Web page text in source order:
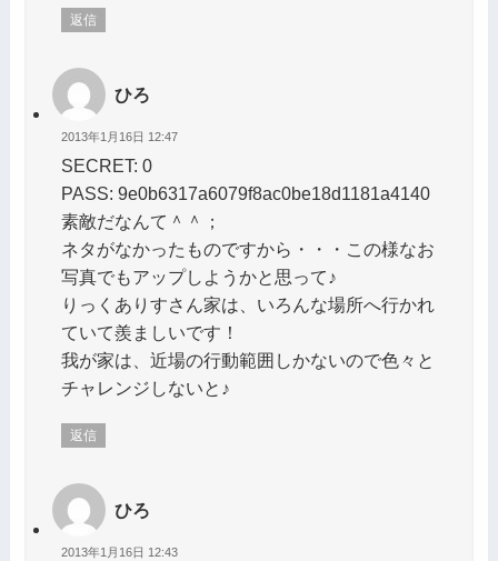
返信
ひろ
2013年1月16日 12:47
SECRET: 0
PASS: 9e0b6317a6079f8ac0be18d1181a4140
素敵だなんて＾＾；
ネタがなかったものですから・・・この様なお
写真でもアップしようかと思って♪
りっくありすさん家は、いろんな場所へ行かれ
ていて羨ましいです！
我が家は、近場の行動範囲しかないので色々と
チャレンジしないと♪
返信
ひろ
2013年1月16日 12:43